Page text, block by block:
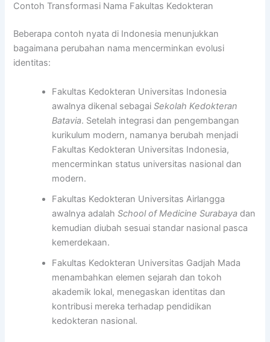
Contoh Transformasi Nama Fakultas Kedokteran
Beberapa contoh nyata di Indonesia menunjukkan
bagaimana perubahan nama mencerminkan evolusi
identitas:
Fakultas Kedokteran Universitas Indonesia
awalnya dikenal sebagaiSekolah Kedokteran
Batavia. Setelah integrasi dan pengembangan
kurikulum modern, namanya berubah menjadi
Fakultas Kedokteran Universitas Indonesia,
mencerminkan status universitas nasional dan
modern.
Fakultas Kedokteran Universitas Airlangga
awalnya adalahSchool of Medicine Surabaya dan
kemudian diubah sesuai standar nasional pasca
kemerdekaan.
Fakultas Kedokteran Universitas Gadjah Mada
menambahkan elemen sejarah dan tokoh
akademik lokal, menegaskan identitas dan
kontribusi mereka terhadap pendidikan
kedokteran nasional.